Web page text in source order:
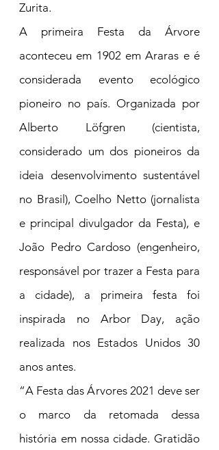
Zurita.
A primeira Festa da Árvore
aconteceu em 1902 em Araras e é
considerada evento ecológico
pioneiro no país. Organizada por
Alberto Löfgren (cientista,
considerado um dos pioneiros da
ideia desenvolvimento sustentável
no Brasil), Coelho Netto (jornalista
e principal divulgador da Festa), e
João Pedro Cardoso (engenheiro,
responsável por trazer a Festa para
a cidade), a primeira festa foi
inspirada no Arbor Day, ação
realizada nos Estados Unidos 30
anos antes.
“A Festa das Árvores 2021 deve ser
o marco da retomada dessa
história em nossa cidade. Gratidão